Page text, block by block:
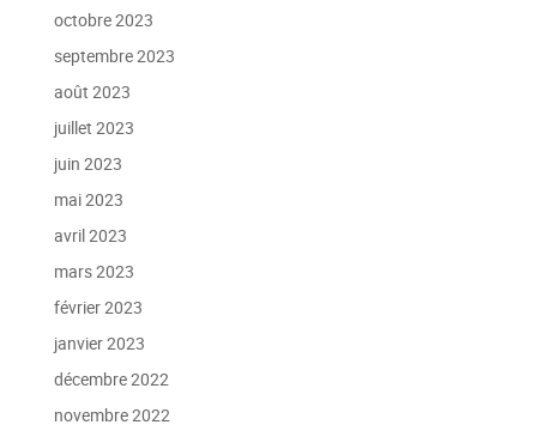
octobre 2023
septembre 2023
août 2023
juillet 2023
juin 2023
mai 2023
avril 2023
mars 2023
février 2023
janvier 2023
décembre 2022
novembre 2022